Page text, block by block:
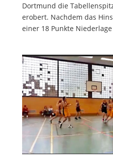
Dortmund die
erobert. Nachdem das
einer 18 Punkte